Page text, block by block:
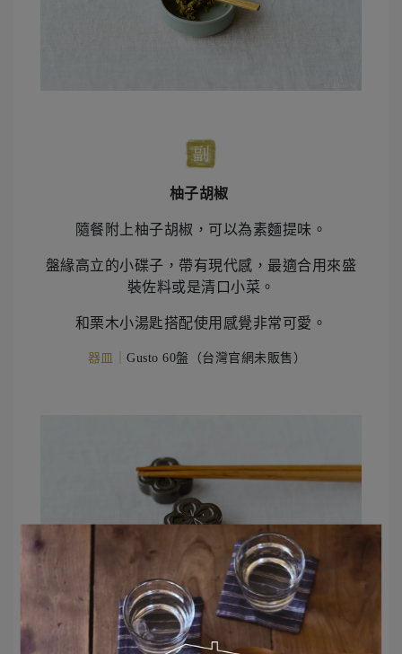
柚子胡椒
隨餐附上柚子胡椒，可以為素麵提味。
盤緣高立的小碟子，帶有現代感，最適合用來盛
裝佐料或是清口小菜。
和栗木小湯匙搭配使用感覺非常可愛。
器皿｜Gusto 60盤（台灣官網未販售）
選用這款筷架，像是用小花來妝點餐桌，不經意
就為餐桌增添華麗感。